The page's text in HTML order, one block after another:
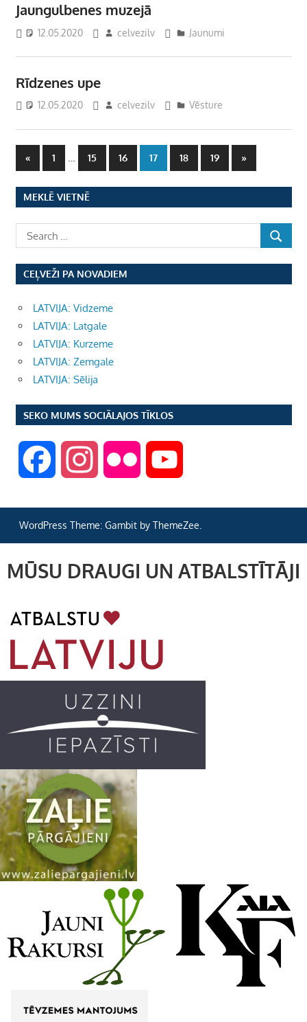
Jaungulbenes muzejā
12.05.2020 celvezilv Jaunumi
Rīdzenes upe
12.05.2020 celvezilv Vēsture
Ziņu
numerācija
pēc
lappusēm
«Previous
Posts
1 … 15 16 17 18 19
Next
Posts
»
MEKLĒ VIETNĒ
CEĻVEŽI PA NOVADIEM
LATVIJA: Vidzeme
LATVIJA: Latgale
LATVIJA: Kurzeme
LATVIJA: Zemgale
LATVIJA: Sēlija
SEKO MUMS SOCIĀLAJOS TĪKLOS
c
e
o
o
s
t
g
r
a
m
i
r
u
T
e
WordPress Theme: Gambit by ThemeZee.
MŪSU DRAUGI UN ATBALSTĪTĀJI